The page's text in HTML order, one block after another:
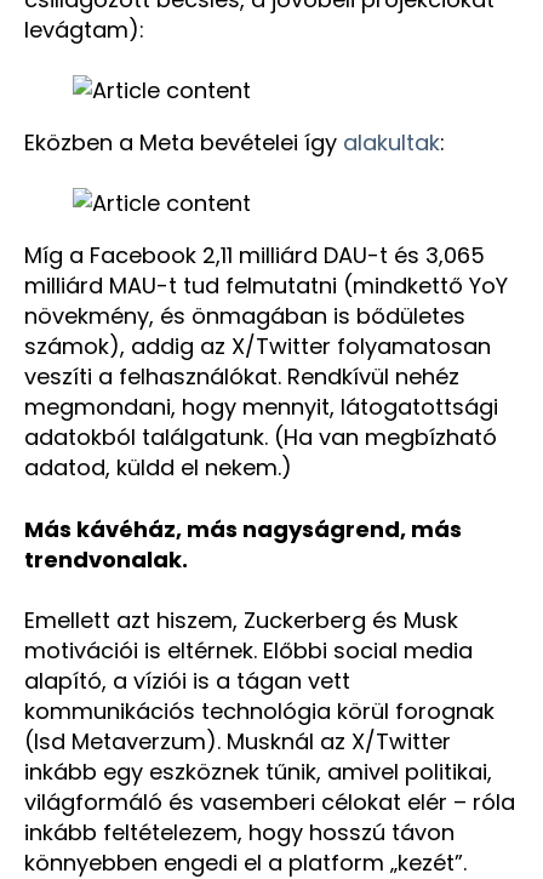
levágtam):
Eközben a Meta bevételei így alakultak:
Míg a Facebook 2,11 milliárd DAU-t és 3,065
milliárd MAU-t tud felmutatni (mindkettő YoY
növekmény, és önmagában is bődületes
számok), addig az X/Twitter folyamatosan
veszíti a felhasználókat. Rendkívül nehéz
megmondani, hogy mennyit, látogatottsági
adatokból találgatunk. (Ha van megbízható
adatod, küldd el nekem.)
Más kávéház, más nagyságrend, más
trendvonalak.
Emellett azt hiszem, Zuckerberg és Musk
motivációi is eltérnek. Előbbi social media
alapító, a víziói is a tágan vett
kommunikációs technológia körül forognak
(lsd Metaverzum). Musknál az X/Twitter
inkább egy eszköznek tűnik, amivel politikai,
világformáló és vasemberi célokat elér – róla
inkább feltételezem, hogy hosszú távon
könnyebben engedi el a platform „kezét”.